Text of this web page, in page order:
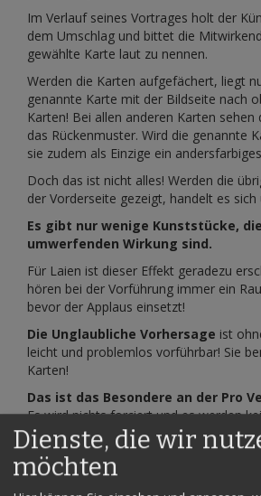
Im Verlauf seines Vortrages holt der
dem Umschlag und bittet die
gewählte Karte laut zu nennen.
Werden die Karten aufgefächert, liegt
genannte Karte mit der Bildseite nach
Karten! Bei allen anderen Karten sehen
das Rückenmuster. Wird die genannte
sie zudem als Einzige ein
Doch das ist nicht alles! Werden die
der Vorderseite gezeigt, handelt es
Es gibt nur wenige Kunststücke,
umwerfenden Wirkung sind.
Für Laien ist dieser Effekt geradezu
hören bei der Vorführung immer ein
bevor der Applaus einsetzt!
Die Unglaubliche Vorhersage ist
leicht und problemlos vorführbar! Sie
Karten!
Das ist das Besondere an der Pro
Es wird nichts forciert und es werden
ausgesondert!
Der Mitwirkende nennt seine Karte und
Karte steckt verkehrt im Fächer. Sie
Dienste, die wir
möchten